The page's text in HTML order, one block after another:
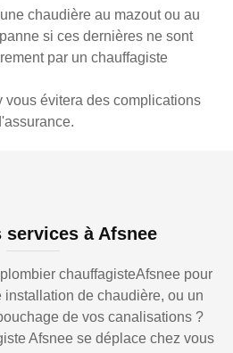
chaudière au mazout ou au
si ces dernières ne sont
par un chauffagiste
vous évitera des complications
services à Afsnee
chauffagisteAfsnee pour
installation de chaudière, ou un
de vos canalisations ?
Afsnee se déplace chez vous